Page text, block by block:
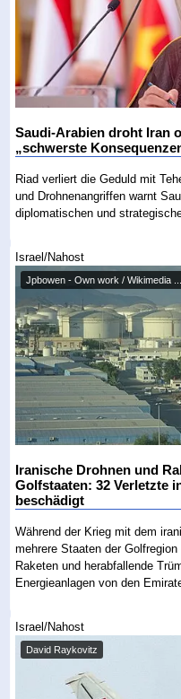
Saudi-Arabien droht Iran
„schwerste
Riad verliert die Geduld mit
und Drohnenangriffen warnt
diplomatischen und
Israel/Nahost
Jpbowen - Own work / Wikimedia ...
Iranische Drohnen und
Golfstaaten: 32 Verletzte
beschädigt
Während der Krieg mit dem
mehrere Staaten der
Raketen und herabfallende
Energieanlagen von den
Israel/Nahost
David Raykovitz